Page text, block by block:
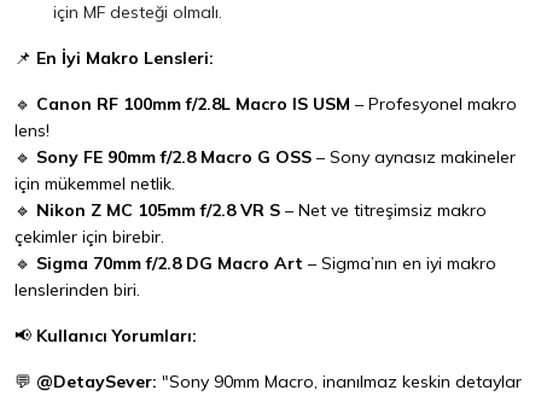
için MF desteği olmalı.
📌 En İyi Makro Lensleri:
🔹 Canon RF 100mm f/2.8L Macro IS USM – Profesyonel makro
lens!
🔹 Sony FE 90mm f/2.8 Macro G OSS – Sony aynasız makineler
için mükemmel netlik.
🔹 Nikon Z MC 105mm f/2.8 VR S – Net ve titreşimsiz makro
çekimler için birebir.
🔹 Sigma 70mm f/2.8 DG Macro Art – Sigma’nın en iyi makro
lenslerinden biri.
📢 Kullanıcı Yorumları:
💬 @DetaySever: "Sony 90mm Macro, inanılmaz keskin detaylar